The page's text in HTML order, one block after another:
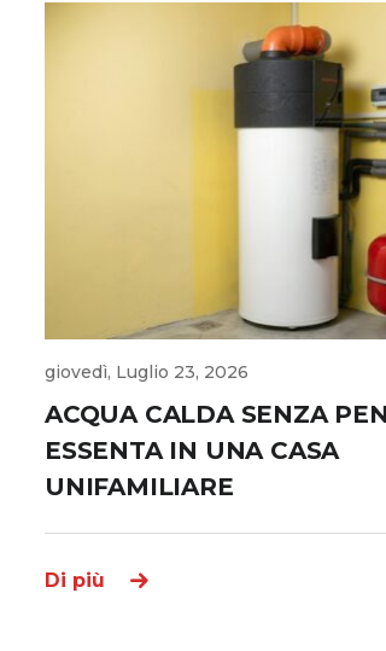
giovedì, Luglio 23, 2026
ACQUA CALDA SENZA
ESSENTA IN UNA CASA
UNIFAMILIARE
Di più